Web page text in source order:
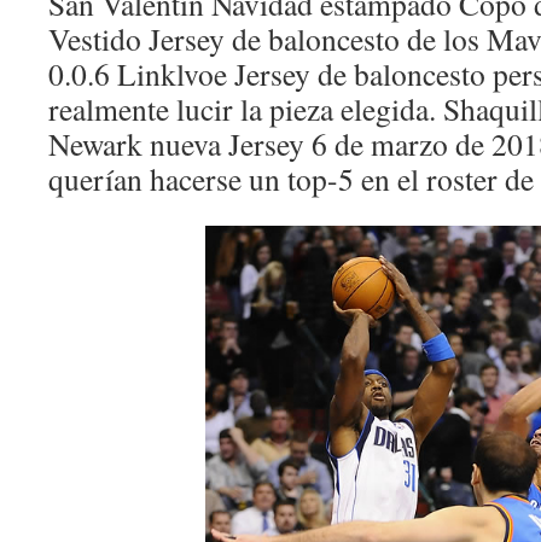
Vestido Jersey de baloncesto de los
0.0.6 Linklvoe Jersey de baloncesto
realmente lucir la pieza elegida.
Newark nueva Jersey 6 de marzo de
querían hacerse un top-5 en el roster de